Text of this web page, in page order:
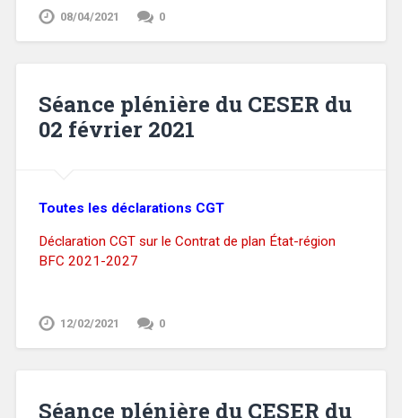
08/04/2021 0
Séance plénière du CESER du
02 février 2021
Toutes les déclarations CGT
Déclaration CGT sur le Contrat de plan État-région
BFC 2021-2027
12/02/2021 0
Séance plénière du CESER du